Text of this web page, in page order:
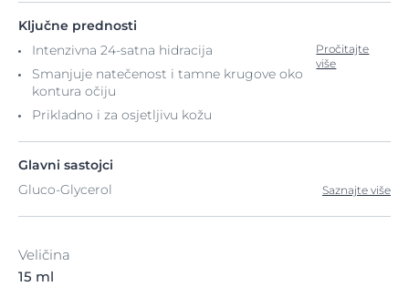
Ključne prednosti
Intenzivna 24-satna hidracija
Smanjuje natečenost i tamne krugove oko
kontura očiju
Prikladno i za osjetljivu kožu
Pročitajte
više
Glavni sastojci
Gluco-Glycerol
Saznajte više
Veličina
15 ml